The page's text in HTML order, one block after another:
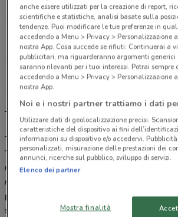
19.8 km
CHIUSO
Via Piaggio, 2 Segrate
21.4 km
CHIUSO
Tutti i
Tecnomat, offerte e negozi
Tecnomat: Più professionale, meno caro
Tecnomat(ex Bricoman) è la catena di
materiali professionali per la costruzione, la
ristrutturazione della casa. Tecnomat offre un
prodotti tecnici:
pavimenti (laminati, gres
sanitari, vernici, piastrelle, porte, articoli di
anche essere utilizzati per la creazione di report,
scientifiche e statistiche, analisi basate sulla
tendenze. Puoi modificare le tue preferenze in
accedendo a Menu > Privacy >
nostra App. Cosa succede se rifiuti: Continuerai a
pubblicitari, ma riguarderanno argomenti generici
saranno rilevanti per i tuoi interessi. Potrai sempre
accedendo a Menu > Privacy >
nostra App.
Noi e i nostri partner trattiamo i dati
Utilizzare dati di geolocalizzazione precisi.
caratteristiche del dispositivo ai fini
informazioni su dispositivo e/o accedervi.
personalizzati, misurazione delle prestazioni dei
annunci, ricerche sul pubblico, sviluppo di servizi.
Elenco dei partner
Mostra finalità